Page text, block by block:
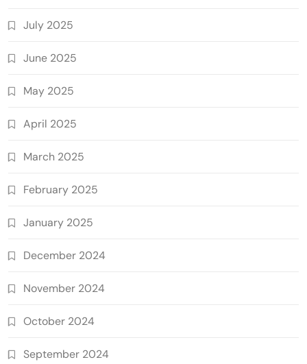
July 2025
June 2025
May 2025
April 2025
March 2025
February 2025
January 2025
December 2024
November 2024
October 2024
September 2024